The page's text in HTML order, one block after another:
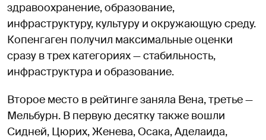
здравоохранение, образование,
инфраструктуру, культуру и окружающую среду.
Копенгаген получил максимальные оценки
сразу в трех категориях — стабильность,
инфраструктура и образование.
Второе место в рейтинге заняла Вена, третье —
Мельбурн. В первую десятку также вошли
Сидней, Цюрих, Женева, Осака, Аделаида,